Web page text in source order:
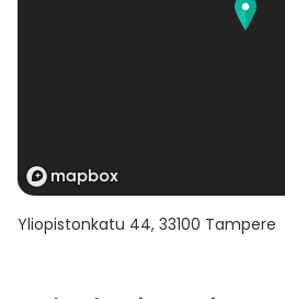
Yliopistonkatu 44, 33100 Tampere